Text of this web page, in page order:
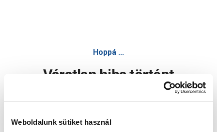
Weboldalunk sütiket használ
Hoppá ...
Váratlan hiba történt